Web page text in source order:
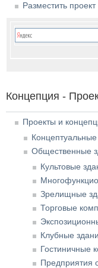
Разместить проект
Концепция -
Проекты и
Общественные
Культовые
Зрелищные
Торговые
Клубные
Гостиничные
Предприятия